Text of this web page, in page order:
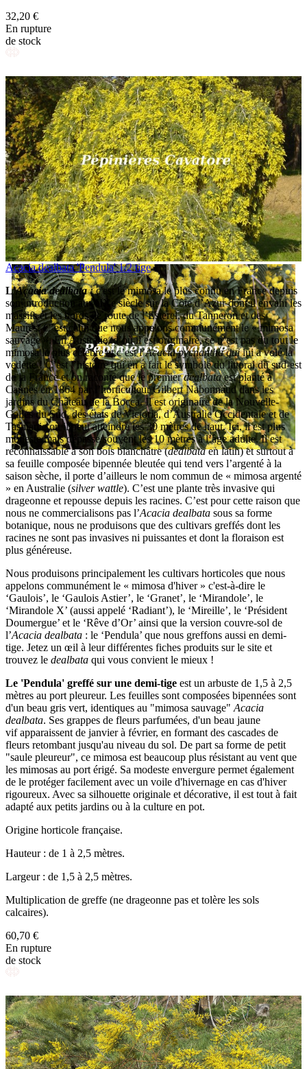
32,20 €
En rupture
de stock
Acacia dealbata 'Pendula' 1/2 tige
L’Acacia dealbata:c'est le mimosa le plus connu en France depuis
son introduction au XIXe siècle sur la Côte d’Azur dont il envahi les
massifs et les bords de route de l’Esterel, du Tanneron et des
Maures. C’est celui que nous appelons communément le « mimosa
sauvage ». En Australie, d’où il est originaire, ce n’est pas du tout le
mimosa le plus célèbre et c’est l’Acacia pycnantha quilui a volé la
vedette ! C’est l’histoire qui en a fait le symbole du littoral du sud-est
de la France et on raconte que le premierdealbataest planté à
Cannes en 1864 par l’horticulteur Gilbert Nabonnaud dans les
jardins du Château de la Bocca. Il est originaire de la Nouvelle-
Galles du Sud, des états de Victoria, d’Australie Occidentale et de
Tasmanie où il peut atteindre les 30 mètres de haut. Ici, il est plus
modeste mais dépasse souvent les 10 mètres à l’âge adulte. Il est
reconnaissable à son bois blanchâtre (dealbataen latin) et surtout à
sa feuille composée bipennée bleutée qui tend vers l’argenté à la
saison sèche, il porte d’ailleurs le nom commun de « mimosa argenté
» en Australie (silver wattle). C’est une plante très invasive qui
drageonne et repousse depuis les racines. C’est pour cette raison que
nous ne commercialisons pas l’Acacia dealbata sous sa forme
botanique, nous ne produisons que des cultivars greffés dont les
racines ne sont pas invasives ni puissantes et dont la floraison est
plus généreuse.
Nous produisons principalement les cultivars horticoles que nous
appelons communément le « mimosa d'hiver » c'est-à-dire le
‘Gaulois’, le ‘Gaulois Astier’, le ‘Granet’, le ‘Mirandole’, le
‘Mirandole X’ (aussi appelé ‘Radiant’), le ‘Mireille’, le ‘Président
Doumergue’ et le ‘Rêve d’Or’ ainsi que la version couvre-sol de
l’Acacia dealbata : le ‘Pendula’ que nous greffons aussi en demi-
tige. Jetez un œil à leur différentes fiches produits sur le site et
trouvez le dealbata qui vous convient le mieux !
Le 'Pendula' greffé sur une demi-tige est un arbuste de 1,5 à 2,5
mètres au port pleureur. Les feuilles sont composées bipennées sont
d'un beau gris vert, identiques au "mimosa sauvage" Acacia
dealbata. Ses grappes de fleurs parfumées, d'un beau jaune
vif apparaissent de janvier à février, en formant des cascades de
fleurs retombant jusqu'au niveau du sol. De part sa forme de petit
"saule pleureur", ce mimosa est beaucoup plus résistant au vent que
les mimosas au port érigé. Sa modeste envergure permet également
de le protéger facilement avec un voile d'hivernage en cas d'hiver
rigoureux. Avec sa silhouette originale et décorative, il est tout à fait
adapté aux petits jardins ou à la culture en pot.
Origine horticole française.
Hauteur : de 1 à 2,5 mètres.
Largeur : de 1,5 à 2,5 mètres.
Multiplication de greffe (ne drageonne pas et tolère les sols
calcaires).
60,70 €
En rupture
de stock